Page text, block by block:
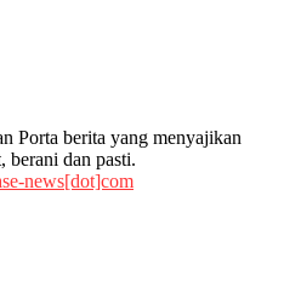
Porta berita yang menyajikan
berani dan pasti.
news[dot]com